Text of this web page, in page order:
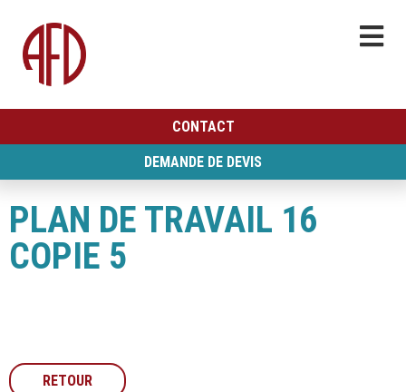
CONTACT
DEMANDE DE DEVIS
PLAN DE TRAVAIL 16
COPIE 5
RETOUR